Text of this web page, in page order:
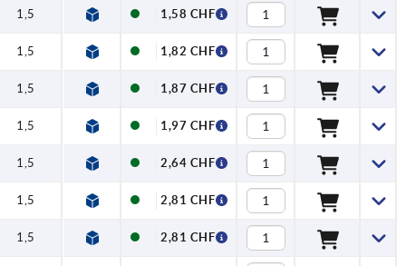
1,5 1,58 CHF
1,5 1,82 CHF
1,5 1,87 CHF
1,5 1,97 CHF
1,5 2,64 CHF
1,5 2,81 CHF
1,5 2,81 CHF